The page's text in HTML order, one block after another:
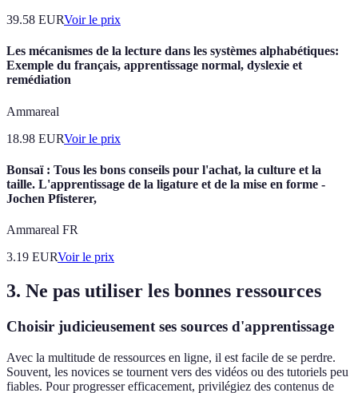
39.58 EURVoir le prix
Les mécanismes de la lecture dans les systèmes alphabétiques:
Exemple du français, apprentissage normal, dyslexie et
remédiation
Ammareal
18.98 EURVoir le prix
Bonsaï : Tous les bons conseils pour l'achat, la culture et la
taille. L'apprentissage de la ligature et de la mise en forme -
Jochen Pfisterer,
Ammareal FR
3.19 EURVoir le prix
3. Ne pas utiliser les bonnes ressources
Choisir judicieusement ses sources d'apprentissage
Avec la multitude de ressources en ligne, il est facile de se perdre.
Souvent, les novices se tournent vers des vidéos ou des tutoriels peu
fiables. Pour progresser efficacement, privilégiez des contenus de